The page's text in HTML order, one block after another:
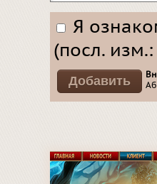
Я
(посл. изм.: